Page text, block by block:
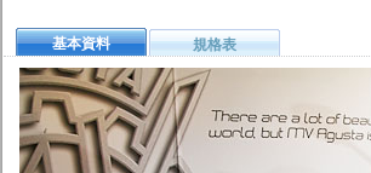
基本資料 規格表